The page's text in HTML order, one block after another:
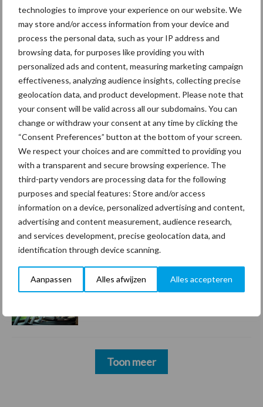
technologies to improve your experience on our website. We
may store and/or access information from your device and
process the personal data, such as your IP address and
browsing data, for purposes like providing you with
personalized ads and content, measuring marketing campaign
effectiveness, analyzing audience insights, collecting precise
geolocation data, and product development. Please note that
your consent will be valid across all our subdomains. You can
change or withdraw your consent at any time by clicking the
“Consent Preferences” button at the bottom of your screen.
We respect your choices and are committed to providing you
with a transparent and secure browsing experience. The
third-party vendors are processing data for the following
purposes and special features: Store and/or access
information on a device, personalized advertising and content,
advertising and content measurement, audience research,
and services development, precise geolocation data, and
identification through device scanning.
Aanpassen Alles afwijzen Alles accepteren
Primaire
Sidebar
Recent nieuws Partner nieuws
30 dec
Hervorming flexibele
arbeidscontracten kent mitsen en
maren
29 dec
Freddy van de Ridder Cleaners:
“Glazenwassen zit in m’n bloed,
maar innoveren is mijn toekomst”
Friendship Sports Centre maakt
vrienden voor het leven
Business Apps: breng rust in de
schoonmaakchaos
Sportschool Saints & Stars moet
Toon meer